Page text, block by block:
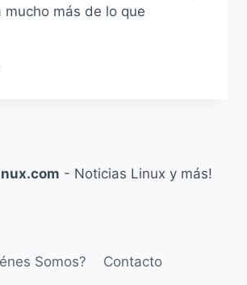
mucho más de lo que
- Noticias Linux y más!
Somos?
Contacto